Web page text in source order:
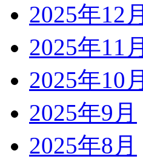
2025年12月
2025年11月
2025年10月
2025年9月
2025年8月